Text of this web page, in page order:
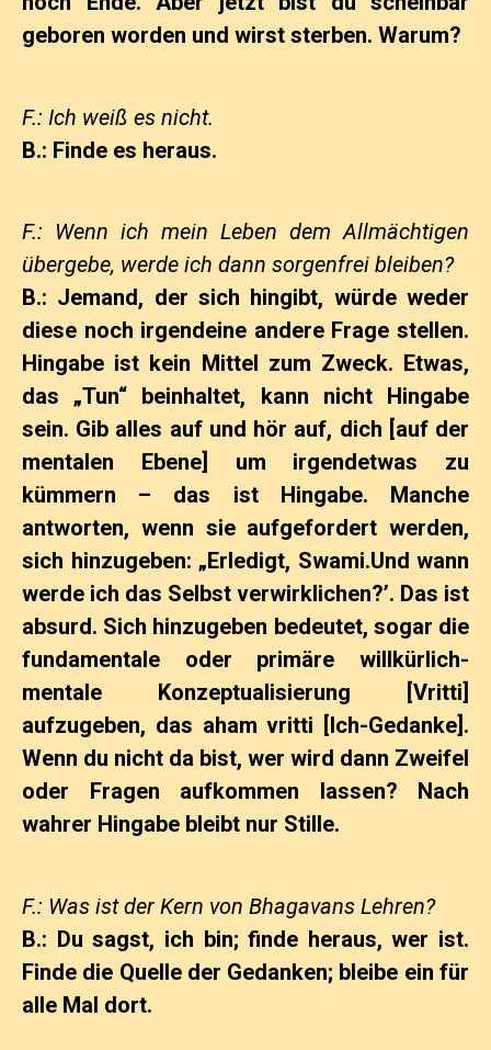
geboren worden und wirst sterben. Warum?
F.: Ich weiß es nicht.
B.: Finde es heraus.
F.: Wenn ich mein Leben dem Allmächtigen
übergebe, werde ich dann sorgenfrei bleiben?
B.: Jemand, der sich hingibt, würde weder
diese noch irgendeine andere Frage stellen.
Hingabe ist kein Mittel zum Zweck. Etwas,
das „Tun“ beinhaltet, kann nicht Hingabe
sein. Gib alles auf und hör auf, dich [auf der
mentalen Ebene] um irgendetwas zu
kümmern – das ist Hingabe. Manche
antworten, wenn sie aufgefordert werden,
sich hinzugeben: „Erledigt, Swami.Und wann
werde ich das Selbst verwirklichen?’. Das ist
absurd. Sich hinzugeben bedeutet, sogar die
fundamentale oder primäre willkürlich-
mentale Konzeptualisierung [Vritti]
aufzugeben, das aham vritti [Ich-Gedanke].
Wenn du nicht da bist, wer wird dann Zweifel
oder Fragen aufkommen lassen? Nach
wahrer Hingabe bleibt nur Stille.
F.: Was ist der Kern von Bhagavans Lehren?
B.: Du sagst, ich bin; finde heraus, wer ist.
Finde die Quelle der Gedanken; bleibe ein für
alle Mal dort.